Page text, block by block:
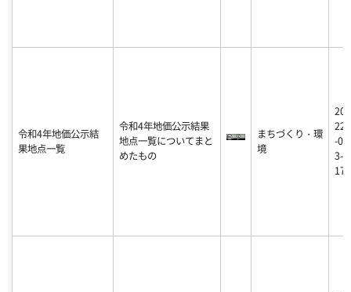
令和4年地価公示結
果地点一覧
令和4年地価公示結果
地点一覧についてまと
めたもの
まちづくり・環
境
20
22
-0
3-
17